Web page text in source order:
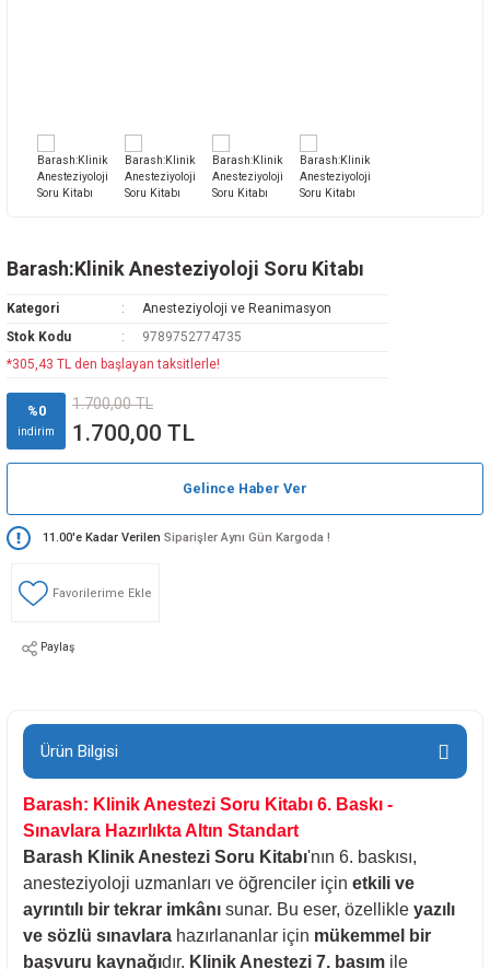
Barash:Klinik Anesteziyoloji Soru Kitabı
Kategori
Anesteziyoloji ve Reanimasyon
Stok Kodu
9789752774735
*305,43 TL den başlayan taksitlerle!
%0
indirim
1.700,00 TL
1.700,00 TL
Gelince Haber Ver
11.00'e Kadar Verilen Siparişler Aynı Gün Kargoda !
Paylaş
Ürün Bilgisi
Barash: Klinik Anestezi Soru Kitabı 6. Baskı -
Sınavlara Hazırlıkta Altın Standart
Barash Klinik Anestezi Soru Kitabı'nın 6. baskısı,
anesteziyoloji uzmanları ve öğrenciler için etkili ve
ayrıntılı bir tekrar imkânı sunar. Bu eser, özellikle yazılı
ve sözlü sınavlara hazırlananlar için mükemmel bir
başvuru kaynağıdır. Klinik Anestezi 7. basım ile
Oncology
And Cell Biology
And Rehabilitation